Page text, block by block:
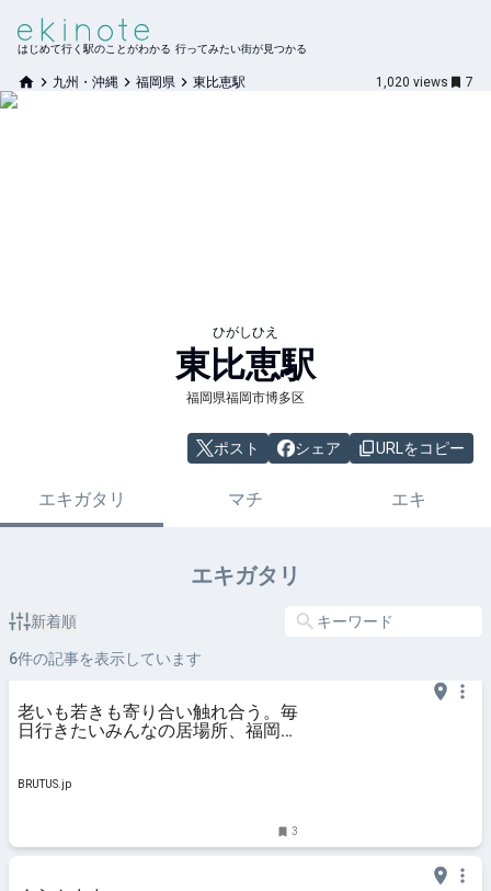
はじめて行く駅のことがわかる 行ってみたい街が見つかる
九州・沖縄 福岡県 東比恵駅 1,020 views 7
ひがしひえ
東比恵駅
福岡県福岡市博多区
ポスト シェア URLをコピー
エキガタリ マチ エキ
エキガタリ
新着順
6件の記事を表示しています
老いも若きも寄り合い触れ合う。毎
日行きたいみんなの居場所、福岡
BRUTUS.jp
3